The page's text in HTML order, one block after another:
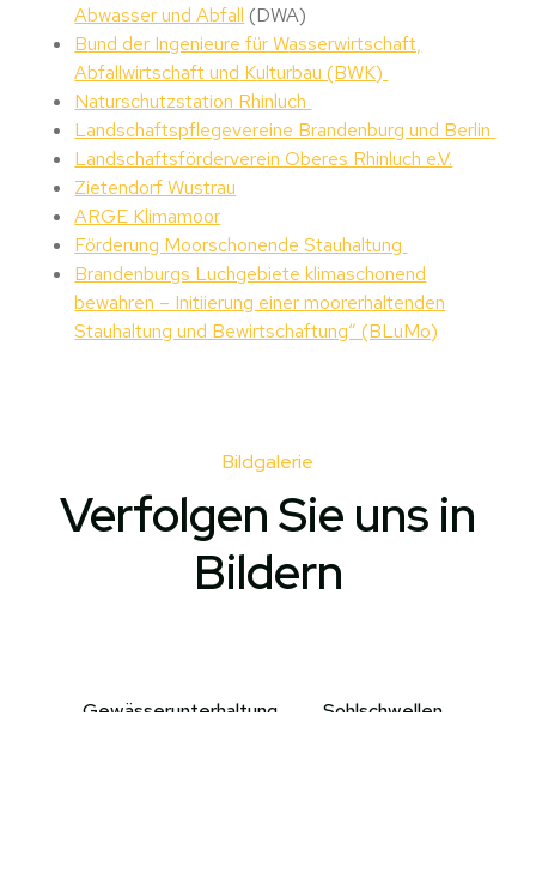
Abwasser und Abfall (DWA)
Bund der Ingenieure fürWasserwirtschaft,
Abfallwirtschaft und Kulturbau (BWK)
Naturschutzstation Rhinluch
Landschaftspflegevereine Brandenburg und Berlin
Landschaftsförderverein Oberes Rhinluch e.V.
Zietendorf Wustrau
ARGE Klimamoor
Förderung Moorschonende Stauhaltung
Brandenburgs Luchgebiete klimaschonend
bewahren – Initiierung einer moorerhaltenden
Stauhaltung und Bewirtschaftung“ (BLuMo)
Bildgalerie
Verfolgen Sie uns in
Bildern
Gewässerunterhaltung
Sohlschwellen